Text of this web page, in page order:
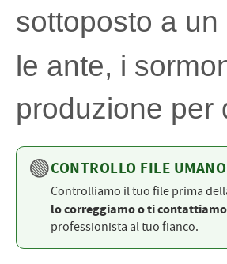
DORSALI TARGHE
PETTORALI NUMERI DA
PETTORALI CON NOME ATLETA
NUMERI DA GARA MTB
sottoposto a un
le ante, i
produzione per
🟢CONTROLLO FILE UMANO
Controlliamo il tuo file prima
lo correggiamo o ti
professionista al tuo fianco.